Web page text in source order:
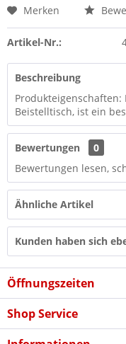
Merken
Artikel-Nr.:
Beschreibung
Produkteigenschaften:
Beistelltisch, ist ein
Bewertungen
0
Bewertungen lesen,
Ähnliche Artikel
Kunden haben sich
Öffnungszeiten
Shop Service